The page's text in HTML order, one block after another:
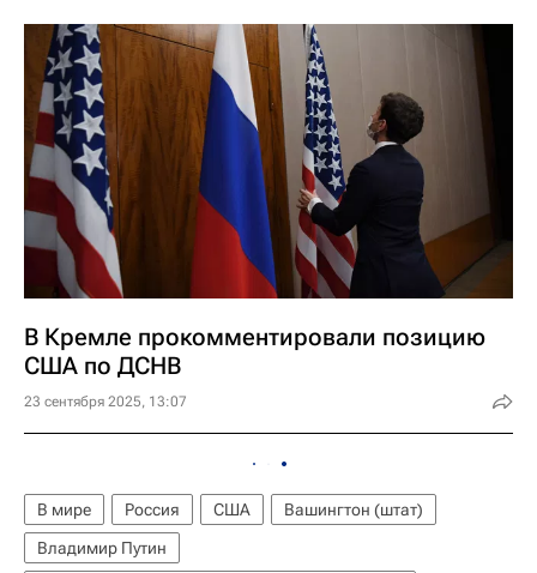
В Кремле прокомментировали позицию
США по ДСНВ
23 сентября 2025, 13:07
В мире Россия США
Вашингтон (штат)
Владимир Путин